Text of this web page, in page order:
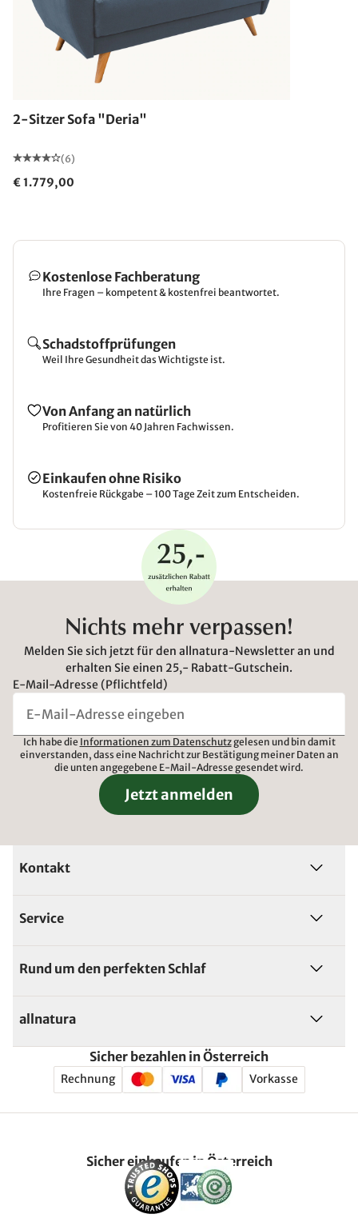
2-Sitzer Sofa "Deria"
(6)
€ 1.779,00
Kostenlose Fachberatung
Ihre Fragen – kompetent & kostenfrei beantwortet.
Schadstoffprüfungen
Weil Ihre Gesundheit das Wichtigste ist.
Von Anfang an natürlich
Profitieren Sie von 40 Jahren Fachwissen.
Einkaufen ohne Risiko
Kostenfreie Rückgabe – 100 Tage Zeit zum Entscheiden.
Nichts mehr verpassen!
Melden Sie sich jetzt für den allnatura-Newsletter an und
erhalten Sie einen 25,- Rabatt-Gutschein.
E-Mail-Adresse (Pflichtfeld)
Ich habe die Informationen zum Datenschutzgelesen und bin damit
einverstanden, dass eine Nachricht zur Bestätigung meiner Daten an
die unten angegebene E-Mail-Adresse gesendet wird.
Jetzt anmelden
Kontakt
Service
Rund um den perfekten Schlaf
allnatura
Sicher bezahlen in Österreich
Rechnung Vorkasse
Sicher einkaufen in Österreich